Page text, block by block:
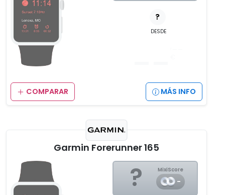
?
DESDE
COMPARAR MÁS INFO
Garmin Forerunner 165
? MixiScore
-